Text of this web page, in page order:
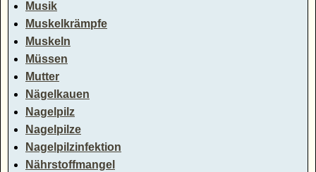
Musik
Muskelkrämpfe
Muskeln
Müssen
Mutter
Nägelkauen
Nagelpilz
Nagelpilze
Nagelpilzinfektion
Nährstoffmangel